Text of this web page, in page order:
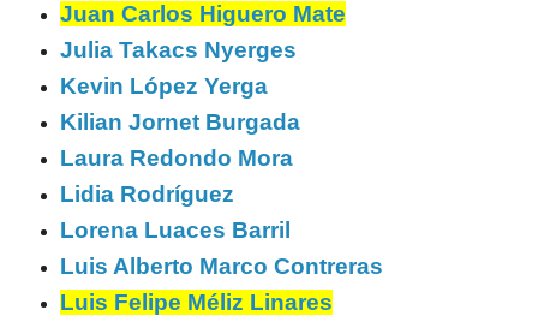
Juan Carlos Higuero Mate
Julia Takacs Nyerges
Kevin López Yerga
Kilian Jornet Burgada
Laura Redondo Mora
Lidia Rodríguez
Lorena Luaces Barril
Luis Alberto Marco Contreras
Luis Felipe Méliz Linares